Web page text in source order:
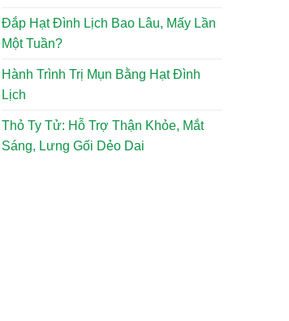
Đắp Hạt Đình Lịch Bao Lâu, Mấy Lần
Một Tuần?
Hành Trình Trị Mụn Bằng Hạt Đình
Lịch
Thỏ Ty Tử: Hỗ Trợ Thận Khỏe, Mắt
Sáng, Lưng Gối Dẻo Dai